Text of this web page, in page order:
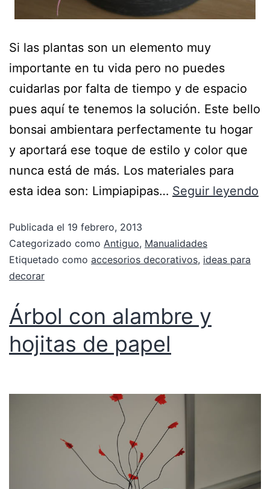
Si las plantas son un elemento muy
importante en tu vida pero no puedes
cuidarlas por falta de tiempo y de espacio
pues aquí te tenemos la solución. Este bello
bonsai ambientara perfectamente tu hogar
y aportará ese toque de estilo y color que
nunca está de más. Los materiales para
esta idea son: Limpiapipas… Seguir leyendo
Publicada el 19 febrero, 2013
Categorizado como Antiguo, Manualidades
Etiquetado como accesorios decorativos, ideas para
decorar
Árbol con alambre y
hojitas de papel